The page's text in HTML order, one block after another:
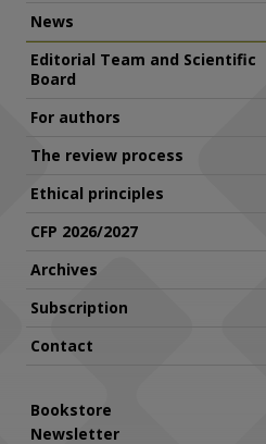
News
Editorial Team and Scientific
Board
For authors
The review process
Ethical principles
CFP 2026/2027
Archives
Subscription
Contact
Bookstore
Newsletter